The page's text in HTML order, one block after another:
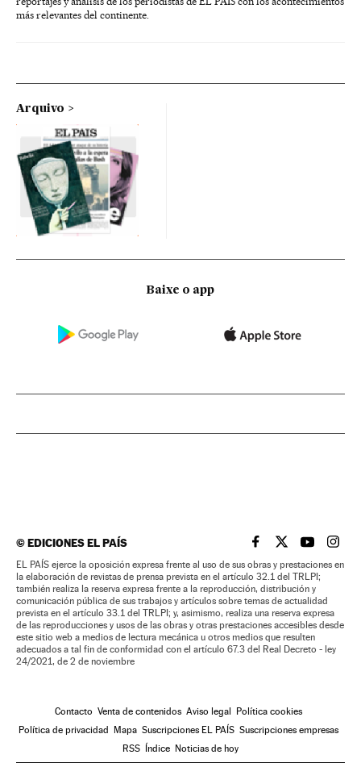
más relevantes del continente.
Arquivo
Baixe o app
©EDICIONES EL PAÍS EL PAÍS BRASIL EN
EL PAÍSEL PAÍS
EL
EL PAÍS ejerce la oposición expresa frente al uso de sus obras y prestaciones en
la elaboración de revistas de prensa prevista en el artículo 32.1 del TRLPI;
también realiza la reserva expresa frente a la reproducción, distribución y
comunicación pública de sus trabajos y artículos sobre temas de actualidad
prevista en el artículo 33.1 del TRLPI; y, asimismo, realiza una reserva expresa
de las reproducciones y usos de las obras y otras prestaciones accesibles desde
este sitio web a medios de lectura mecánica u otros medios que resulten
adecuados a tal fin de conformidad con el artículo 67.3 del Real Decreto - ley
24/2021, de 2 de noviembre
Contacto Venta de contenidos Aviso legal
Política cookies
Política de privacidad
Mapa Suscripciones EL PAÍS Suscripciones empresas
RSS
Índice Noticias de hoy